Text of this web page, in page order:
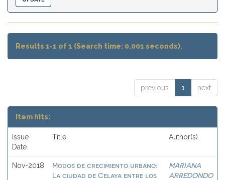
Results 1-1 of 1 (Search time: 0.001 seconds).
previous 1 next
Item hits:
Issue
Date
Title Author(s)
Nov-2018
Modos de crecimiento urbano:
La ciudad de Celaya entre los
MARIANA
ARREDONDO